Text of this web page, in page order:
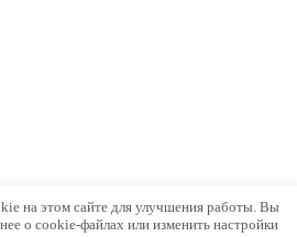
на этом сайте для улучшения работы. Вы
о cookie-файлах или изменить настройки